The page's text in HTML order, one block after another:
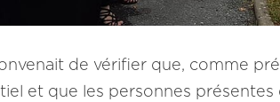
de vérifier que, comme
et que les personnes